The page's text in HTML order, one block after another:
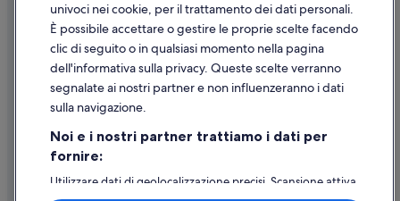
Santa Maria di Castellabate: Hotel per famiglie
Santa Maria di Castellabate: Hotel con bar
Santa Maria di Castellabate: Hotel con servizi business
Santa Maria di Castellabate: Hotel di lusso
Santa Maria di Castellabate: Resort e hotel con spa
Castellabate: Hotel per chi ama l'avventura
Assistenza clienti
Contattaci
Come cancellare un volo
Come modificare la prenotazione di un hotel o una casa vacanze
Tempistiche per i rimborsi
Utilizzare un coupon Expedia
Documenti per i viaggi internazionali
univoci nei cookie, per il trattamento dei dati personali.
È possibile accettare o gestire le proprie scelte facendo
clic di seguito o in qualsiasi momento nella pagina
dell'informativa sulla privacy. Queste scelte verranno
segnalate ai nostri partner e non influenzeranno i dati
sulla navigazione.
Noi e i nostri partner trattiamo i dati per
fornire:
Utilizzare dati di geolocalizzazione precisi. Scansione attiva
delle caratteristiche del dispositivo ai fini